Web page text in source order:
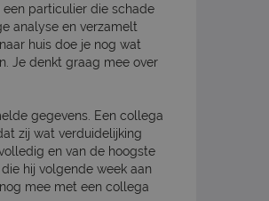
particulier die schade
analyse en verzamelt
huis doe je nog wat
Je denkt graag mee over
gegevens. Een collega
zij wat verduidelijking
en van de hoogste
hij volgende week aan
mee met een collega